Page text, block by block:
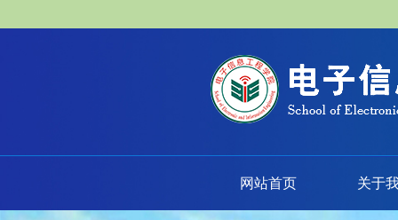
网站首页 关于